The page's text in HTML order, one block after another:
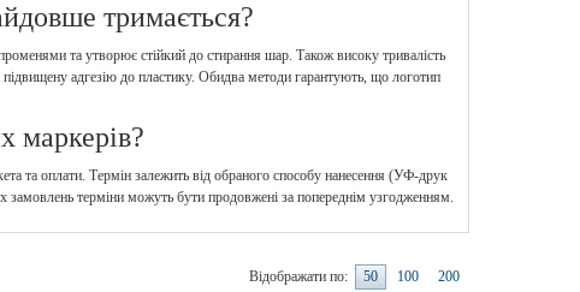
тримається?
та утворює стійкий до стирання шар. Також високу тривалість
адгезію до пластику. Обидва методи гарантують, що логотип
маркерів?
та оплати. Термін залежить від обраного способу нанесення (УФ-друк
замовлень терміни можуть бути продовжені за попереднім узгодженням.
Відображати по: 50 100 200